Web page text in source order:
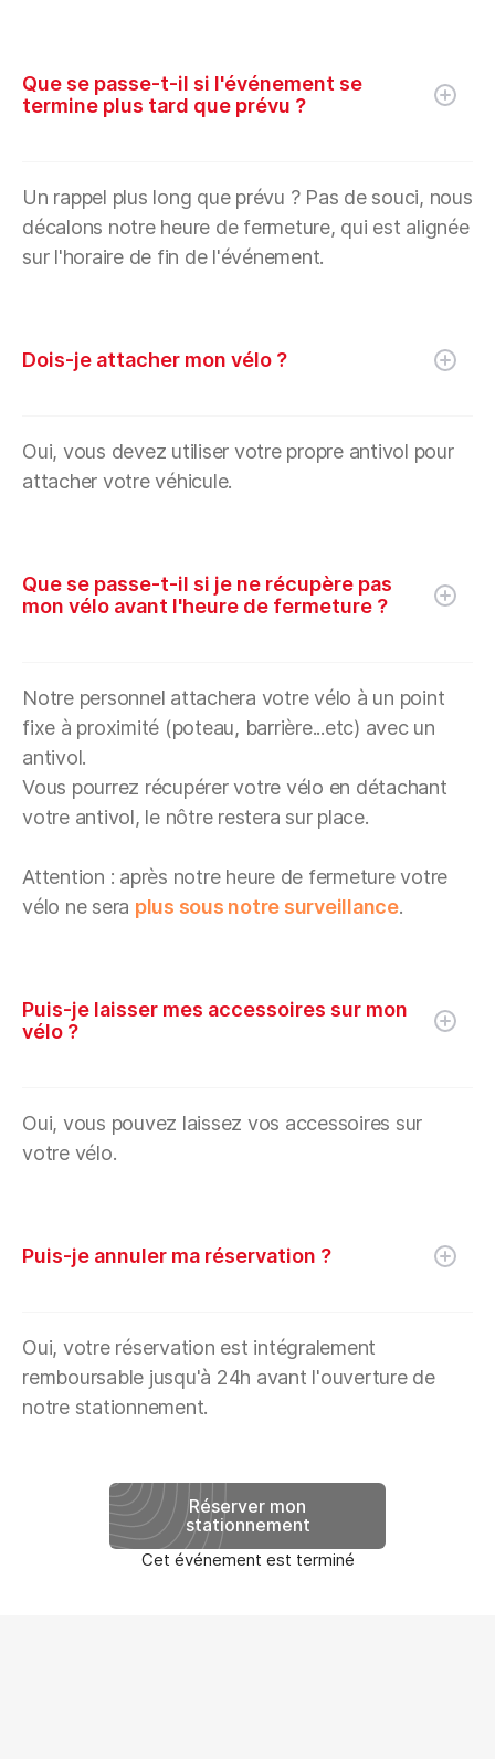
Que se passe-t-il si l'événement se
termine plus tard que prévu ?
Un rappel plus long que prévu ? Pas de souci, nous
décalons notre heure de fermeture, qui est alignée
sur l'horaire de fin de l'événement.
Dois-je attacher mon vélo ?
Oui, vous devez utiliser votre propre antivol pour
attacher votre véhicule.
Que se passe-t-il si je ne récupère pas
mon vélo avant l'heure de fermeture ?
Notre personnel attachera votre vélo à un point
fixe à proximité (poteau, barrière...etc) avec un
antivol.
Vous pourrez récupérer votre vélo en détachant
votre antivol, le nôtre restera sur place.
Attention : après notre heure de fermeture votre
vélo ne sera plus sous notre surveillance.
Puis-je laisser mes accessoires sur mon
vélo ?
Oui, vous pouvez laissez vos accessoires sur
votre vélo.
Puis-je annuler ma réservation ?
Oui, votre réservation est intégralement
remboursable jusqu'à 24h avant l'ouverture de
notre stationnement.
Réserver mon
stationnement
Cet événement est terminé